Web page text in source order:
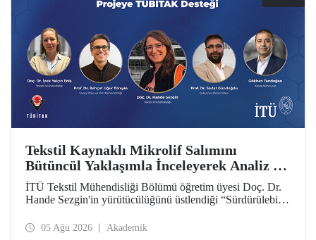
Tekstil Kaynaklı Mikrolif Salımını
Bütüncül Yaklaşımla İnceleyerek Analiz ve
Azaltım Stratejileri Geliştirecek Projeye
TÜBİTAK Desteği
İTÜ Tekstil Mühendisliği Bölümü öğretim üyesi Doç. Dr.
Hande Sezgin'in yürütücülüğünü üstlendiği “Sürdürülebilir
Koşullarına Bağlı Mikrolif Salımı: Aşınma, UV Maruziyeti
05 Ağu 2026 Akademik